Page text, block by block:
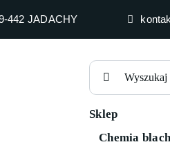
442 JADACHY
Szukaj
Sklep
Chemia